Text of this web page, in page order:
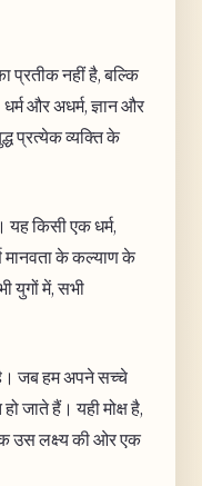
प्रतीक नहीं है, बल्कि
और अधर्म, ज्ञान और
प्रत्येक व्यक्ति के
यह किसी एक धर्म,
मानवता के कल्याण के
युगों में, सभी
है। जब हम अपने सच्चे
जाते हैं। यही मोक्ष है,
उस लक्ष्य की ओर एक